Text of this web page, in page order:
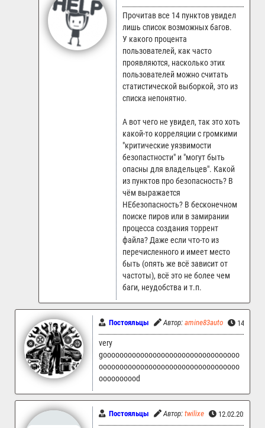
Прочитав все 14 пунктов увидел
лишь список возможных багов.
У какого процента
пользователей, как часто
проявляются, насколько этих
пользователей можно считать
статистической выборкой, это из
списка непонятно.
А вот чего не увидел, так это хоть
какой-то корреляции с громкими
"критические уязвимости
безопастности" и "могут быть
опасны для владельцев". Какой
из пунктов про безопасность? В
чём выражается
НЕбезопасность? В бесконечном
поиске пиров или в замирании
процесса создания торрент
файла? Даже если что-то из
перечисленного и имеет место
быть (опять же всё зависит от
частоты), всё это не более чем
баги, неудобства и т.п.
Постояльцы Автор: amine83auto
very
gooooooooooooooooooooooooooooooooo
oooooooooooooooooooooooooooooooooo
oooooooood
Постояльцы Автор: twilixe 12.02.2026